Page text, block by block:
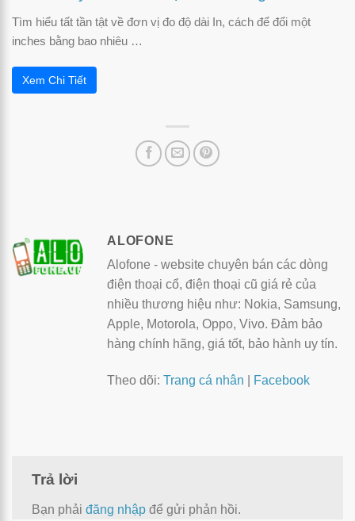
Tìm hiểu tất tần tật về đơn vị đo độ dài In, cách để đổi một
inches bằng bao nhiêu …
Xem Chi Tiết
ALOFONE
Alofone - website chuyên bán các dòng
điện thoại cổ, điện thoại cũ giá rẻ của
nhiều thương hiệu như: Nokia, Samsung,
Apple, Motorola, Oppo, Vivo. Đảm bảo
hàng chính hãng, giá tốt, bảo hành uy tín.
Theo dõi: Trang cá nhân Facebook
Trả lời
Bạn phải đăng nhập để gửi phản hồi.